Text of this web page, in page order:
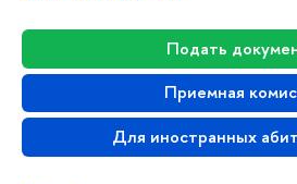
Подать
Приемная
Для иностранных